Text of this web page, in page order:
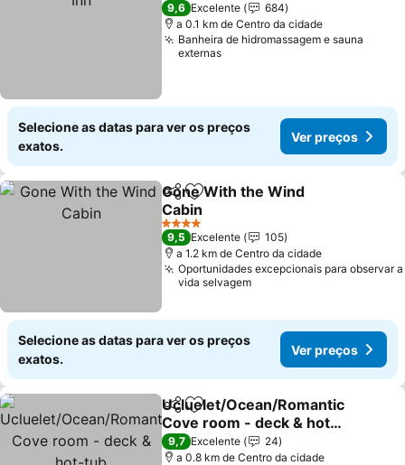
9,6 Excelente
684
a 0.1 km de Centro da cidade
Banheira de hidromassagem e sauna
externas
Selecione as datas para ver os preços
exatos.
Ver preços
PartilharAdicionar aos favoritos
Gone With the Wind
Cabin
Ver preços
4 Estrelas
9,5 Excelente
105
a 1.2 km de Centro da cidade
Oportunidades excepcionais para observar a
vida selvagem
Selecione as datas para ver os preços
exatos.
Ver preços
PartilharAdicionar aos favoritos
Ucluelet/Ocean/Romantic
Cove room - deck & hot-
tub
Ver preços
9,7 Excelente
24
a 0.8 km de Centro da cidade